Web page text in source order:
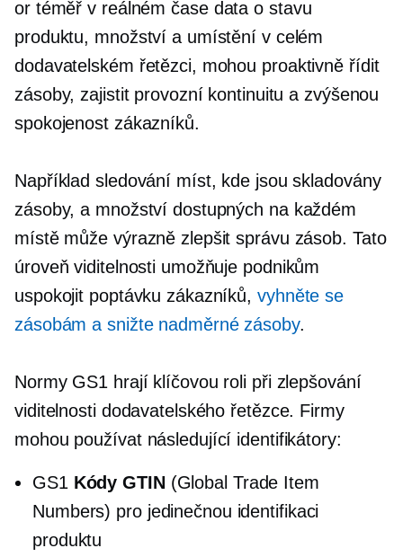
or téměř v reálném časedata o stavu
produktu, množství a umístění v celém
dodavatelském řetězci, mohou proaktivně řídit
zásoby, zajistit provozní kontinuitu a zvýšenou
spokojenost zákazníků.
Například sledování míst, kde jsou skladovány
zásoby, a množství dostupných na každém
místě může výrazně zlepšit správu zásob. Tato
úroveň viditelnosti umožňuje podnikům
uspokojit poptávku zákazníků, vyhněte se
zásobám a snižte nadměrné zásoby.
Normy GS1 hrají klíčovou roli při zlepšování
viditelnosti dodavatelského řetězce. Firmy
mohou používat následující identifikátory:
GS1 Kódy GTIN(Global Trade Item
Numbers) pro jedinečnou identifikaci
produktu